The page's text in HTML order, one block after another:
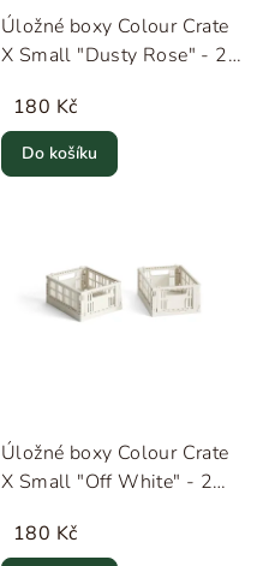
Úložné boxy Colour Crate
X Small "Dusty Rose" - 2
180 Kč
Do košíku
Úložné boxy Colour Crate
X Small "Off White" - 2
180 Kč